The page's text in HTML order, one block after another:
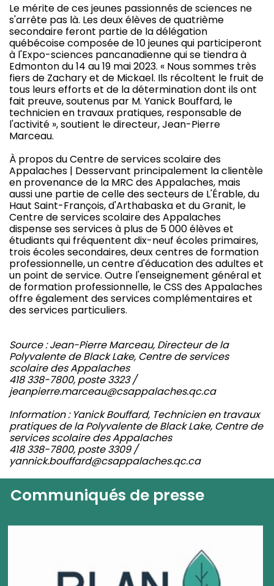
Le mérite de ces jeunes passionnés de sciences ne
s'arrête pas là. Les deux élèves de quatrième
secondaire feront partie de la délégation
québécoise composée de 10 jeunes qui participeront
à l'Expo-sciences pancanadienne qui se tiendra à
Edmonton du 14 au 19 mai 2023. « Nous sommes très
fiers de Zachary et de Mickael. Ils récoltent le fruit de
tous leurs efforts et de la détermination dont ils ont
fait preuve, soutenus par M. Yanick Bouffard, le
technicien en travaux pratiques, responsable de
l'activité », soutient le directeur, Jean-Pierre
Marceau.
À propos du Centre de services scolaire des
Appalaches | Desservant principalement la clientèle
en provenance de la MRC des Appalaches, mais
aussi une partie de celle des secteurs de L'Érable, du
Haut Saint-François, d'Arthabaska et du Granit, le
Centre de services scolaire des Appalaches
dispense ses services à plus de 5 000 élèves et
étudiants qui fréquentent dix-neuf écoles primaires,
trois écoles secondaires, deux centres de formation
professionnelle, un centre d'éducation des adultes et
un point de service. Outre l'enseignement général et
de formation professionnelle, le CSS des Appalaches
offre également des services complémentaires et
des services particuliers.
Source : Jean-Pierre Marceau, Directeur de la
Polyvalente de Black Lake, Centre de services
scolaire des Appalaches
418 338-7800, poste 3323 /
jeanpierre.marceau@csappalaches.qc.ca
Information : Yanick Bouffard, Technicien en travaux
pratiques de la Polyvalente de Black Lake, Centre de
services scolaire des Appalaches
418 338-7800, poste 3309 /
yannick.bouffard@csappalaches.qc.ca
Communiqués de presse